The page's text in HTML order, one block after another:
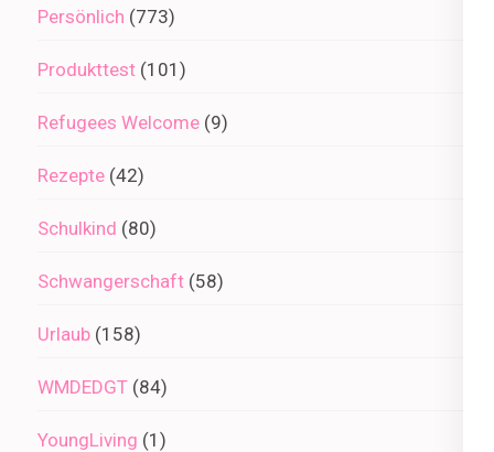
Persönlich (773)
Produkttest (101)
Refugees Welcome (9)
Rezepte (42)
Schulkind (80)
Schwangerschaft (58)
Urlaub (158)
WMDEDGT (84)
YoungLiving (1)